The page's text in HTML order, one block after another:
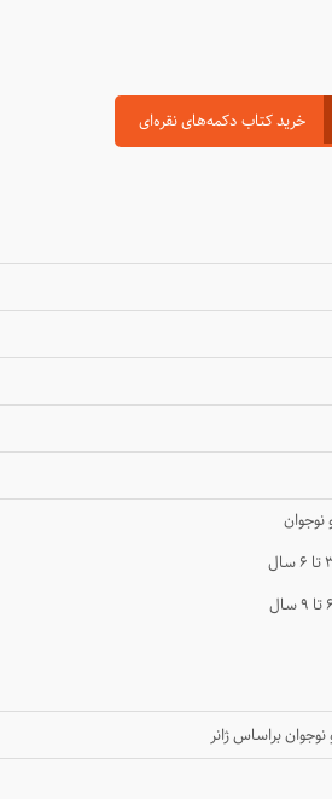
خرید کتاب دکمه‌های نقره‌ای
براساس ژانر